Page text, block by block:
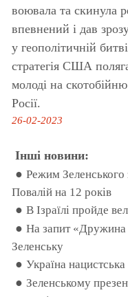
воювала та скинула
впевнений і дав
у геополітичній
стратегія США
молоді на
Росії.
26-02-2023
Інші новини:
● Режим Зеленського
Повалій на 12 років
● В Ізраїлі пройде
● На запит «Дружина
Зеленську
● Україна нацистська
● Зеленському